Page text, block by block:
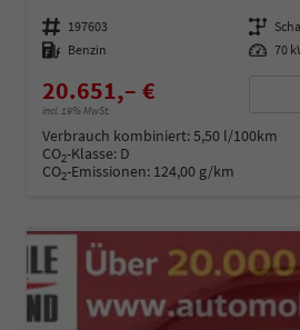
Fahrzeugnummer 197603 Getriebe
Kraftstoff Benzin Leistung 70
20.651,– €
incl. 19% MwSt.
Verbrauch kombiniert:5,50 l/100km
CO2-Klasse: D
CO2-Emissionen: 124,00 g/km